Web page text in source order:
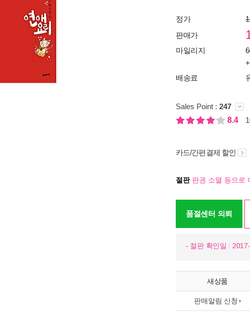
정가
판매가
마일리지
배송료
Sales Point : 247
8.4
카드/간편결제 할인
절판판권 소멸 등으로
품절센터 의뢰
- 절판 확인일 :
새상품
판매알림 신청